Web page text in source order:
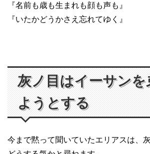
『名前も歳も生まれも顔も声も』
『いたかどうかさえ忘れてゆく』
灰ノ目はイーサンを
ようとする
今まで黙って聞いていたエリアスは、